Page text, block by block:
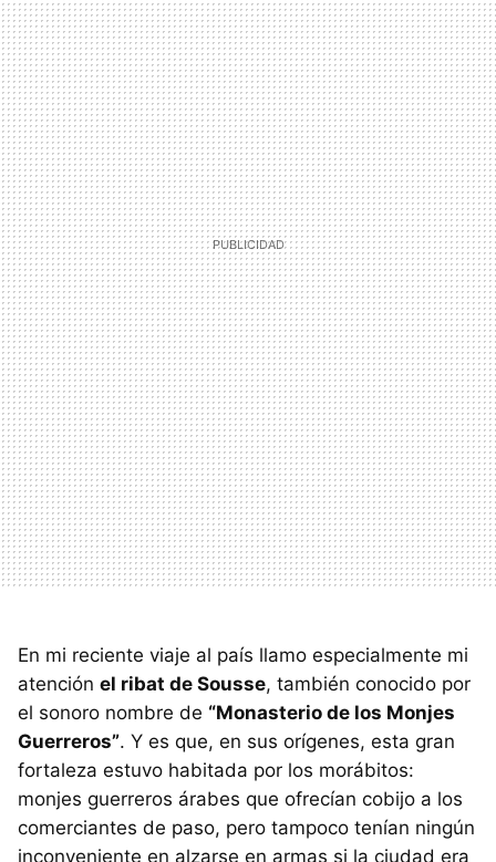
En mi reciente viaje al país llamo especialmente mi
atención el ribat de Sousse, también conocido por
el sonoro nombre de “Monasterio de los Monjes
Guerreros”. Y es que, en sus orígenes, esta gran
fortaleza estuvo habitada por los morábitos:
monjes guerreros árabes que ofrecían cobijo a los
comerciantes de paso, pero tampoco tenían ningún
inconveniente en alzarse en armas si la ciudad era